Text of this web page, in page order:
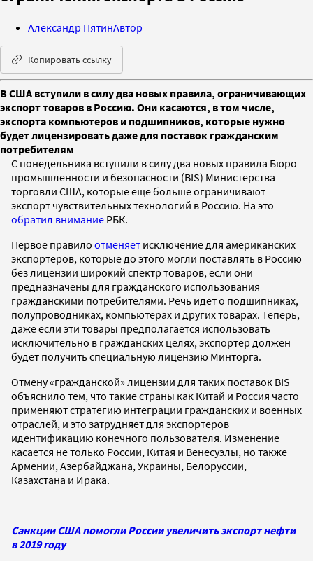
Александр ПятинАвтор
Копировать ссылку
В США вступили в силу два новых правила, ограничивающих
экспорт товаров в Россию. Они касаются, в том числе,
экспорта компьютеров и подшипников, которые нужно
будет лицензировать даже для поставок гражданским
потребителям
С понедельника вступили в силу два новых правила Бюро
промышленности и безопасности (BIS) Министерства
торговли США, которые еще больше ограничивают
экспорт чувствительных технологий в Россию. На это
обратил внимание РБК.
Первое правило отменяет исключение для американских
экспортеров, которые до этого могли поставлять в Россию
без лицензии широкий спектр товаров, если они
предназначены для гражданского использования
гражданскими потребителями. Речь идет о подшипниках,
полупроводниках, компьютерах и других товарах. Теперь,
даже если эти товары предполагается использовать
исключительно в гражданских целях, экспортер должен
будет получить специальную лицензию Минторга.
Отмену «гражданской» лицензии для таких поставок BIS
объяснило тем, что такие страны как Китай и Россия часто
применяют стратегию интеграции гражданских и военных
отраслей, и это затрудняет для экспортеров
идентификацию конечного пользователя. Изменение
касается не только России, Китая и Венесуэлы, но также
Армении, Азербайджана, Украины, Белоруссии,
Казахстана и Ирака.
Санкции США помогли России увеличить экспорт нефти
в 2019 году